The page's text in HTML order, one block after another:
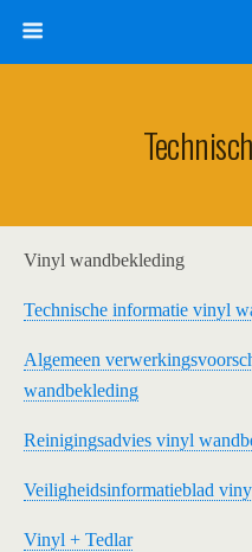
Vinyl wandbekleding
Technische informatie vinyl
Algemeen
wandbekleding
Reinigingsadvies vinyl
Veiligheidsinformatieblad
Vinyl + Tedlar